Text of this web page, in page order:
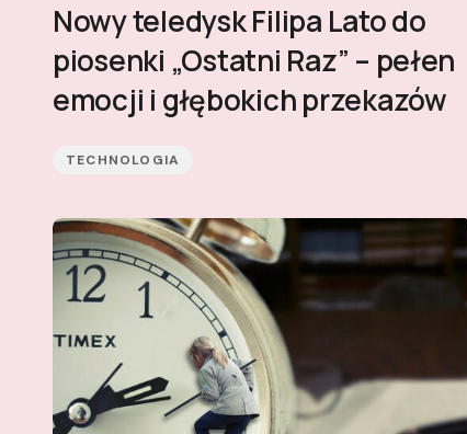
Nowy teledysk Filipa Lato do
piosenki „Ostatni Raz” – pełen
emocji i głębokich przekazów
TECHNOLOGIA